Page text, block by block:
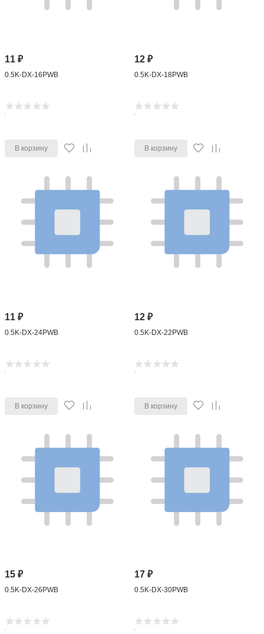
11₽
0.5K-DX-16PWB
В корзину
12 ₽
0.5K-DX-18PWB
В корзину
11₽
0.5K-DX-24PWB
В корзину
12 ₽
0.5K-DX-22PWB
В корзину
15₽
0.5K-DX-26PWB
17 ₽
0.5K-DX-30PWB